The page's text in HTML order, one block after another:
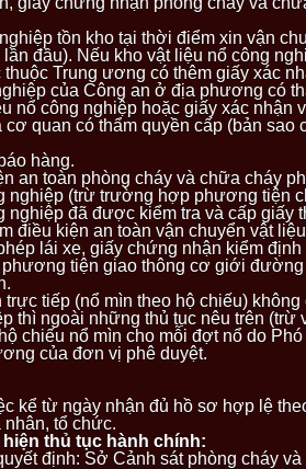
tồn kho tại thời điểm xin vận
đầu). Nếu kho vật liệu nổ công
Trung ương có thêm giấy xác
của Công an ở địa phương có
nổ công nghiệp hoặc giấy xác nhận
quan có thẩm quyền cấp (bản sao
hàng.
an toàn phòng cháy và chữa cháy
nghiệp (trừ trường hợp phương tiện
nghiệp đã được kiểm tra và cấp giấy
điều kiện an toàn vận chuyển vật
lái xe, giấy chứng nhận kiểm định
tiện giao thông cơ giới đường
tiếp (nổ mìn theo hộ chiếu) không
thì ngoài những thủ tục nêu trên (trừ
chiếu nổ mìn cho mỗi đợt nổ do
của đơn vị phê duyệt.
kể từ ngày nhận đủ hồ sơ hợp lệ
nhân, tổ chức.
thủ tục hành chính:
định: Sở Cảnh sát phòng cháy